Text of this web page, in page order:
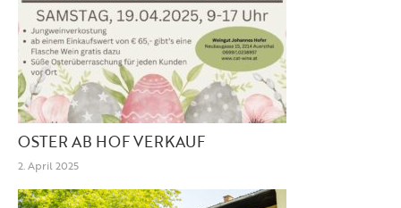
OSTER AB HOF VERKAUF
2. April 2025